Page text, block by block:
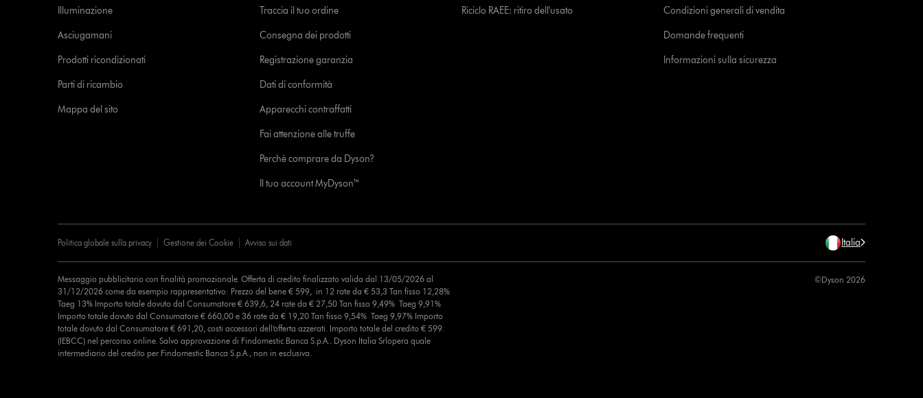
Illuminazione
Asciugamani
Prodotti ricondizionati
Parti di ricambio
Mappa del sito
Traccia il tuo ordine
Consegna dei prodotti
Registrazione garanzia
Dati di conformità
Apparecchi contraffatti
Fai attenzione alle truffe
Perchè comprare da Dyson?
Il tuo account MyDyson™
Riciclo RAEE: ritiro dell'usato Condizioni generali di vendita
Domande frequenti
Informazioni sulla sicurezza
Politica globale sulla privacy Gestione dei Cookie Avviso sui dati Italia
Messaggio pubblicitario con finalità promozionale. Offerta di credito finalizzato valida dal 13/05/2026 al
31/12/2026 come da esempio rappresentativo: Prezzo del bene € 599, in 12 rate da € 53,3 Tan fisso 12,28%
Taeg 13% Importo totale dovuto dal Consumatore € 639,6, 24 rate da € 27,50 Tan fisso 9,49% Taeg 9,91%
Importo totale dovuto dal Consumatore € 660,00 e 36 rate da € 19,20 Tan fisso 9,54% Taeg 9,97% Importo
totale dovuto dal Consumatore € 691,20, costi accessori dell’offerta azzerati. Importo totale del credito € 599.
(IEBCC) nel percorso online. Salvo approvazione di Findomestic Banca S.p.A.. Dyson Italia Srlopera quale
intermediario del credito per Findomestic Banca S.p.A., non in esclusiva.
©Dyson 2026